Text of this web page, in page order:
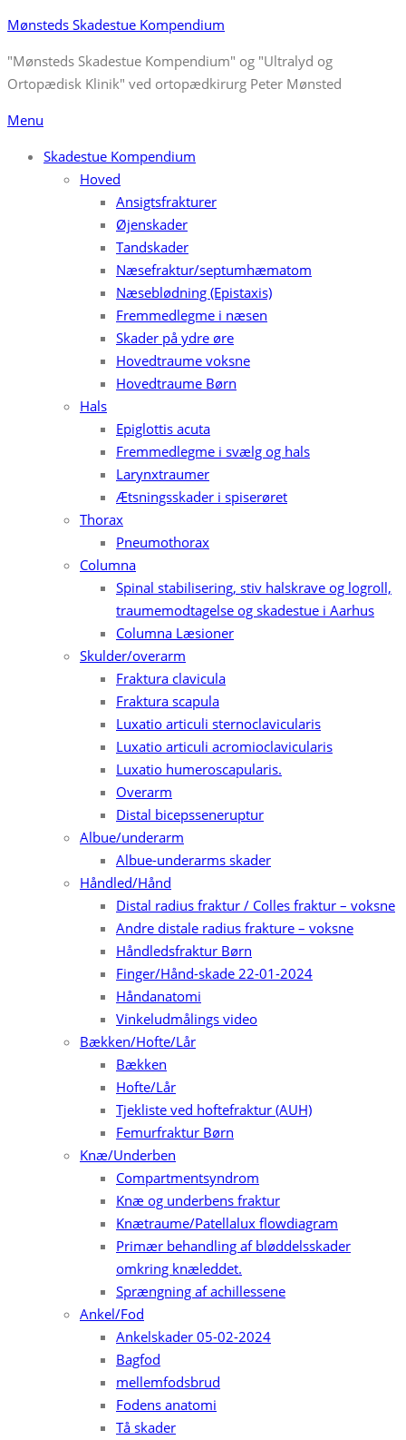
Skip
content
Mønsteds Skadestue Kompendium
"Mønsteds Skadestue Kompendium" og "Ultralyd og
Ortopædisk Klinik" ved ortopædkirurg Peter Mønsted
Menu
Skadestue Kompendium
Hoved
Ansigtsfrakturer
Øjenskader
Tandskader
Næsefraktur/septumhæmatom
Næseblødning (Epistaxis)
Fremmedlegme i næsen
Skader på ydre øre
Hovedtraume voksne
Hovedtraume Børn
Hals
Epiglottis acuta
Fremmedlegme i svælg og hals
Larynxtraumer
Ætsningsskader i spiserøret
Thorax
Pneumothorax
Columna
Spinal stabilisering, stiv halskrave og logroll,
traumemodtagelse og skadestue i Aarhus
Columna Læsioner
Skulder/overarm
Fraktura clavicula
Fraktura scapula
Luxatio articuli sternoclavicularis
Luxatio articuli acromioclavicularis
Luxatio humeroscapularis.
Overarm
Distal bicepsseneruptur
Albue/underarm
Albue-underarms skader
Håndled/Hånd
Distal radius fraktur / Colles fraktur – voksne
Andre distale radius frakture – voksne
Håndledsfraktur Børn
Finger/Hånd-skade 22-01-2024
Håndanatomi
Vinkeludmålings video
Bækken/Hofte/Lår
Bækken
Hofte/Lår
Tjekliste ved hoftefraktur (AUH)
Femurfraktur Børn
Knæ/Underben
Compartmentsyndrom
Knæ og underbens fraktur
Knætraume/Patellalux flowdiagram
Primær behandling af bløddelsskader
omkring knæleddet.
Sprængning af achillessene
Ankel/Fod
Ankelskader 05-02-2024
Bagfod
mellemfodsbrud
Fodens anatomi
Tå skader